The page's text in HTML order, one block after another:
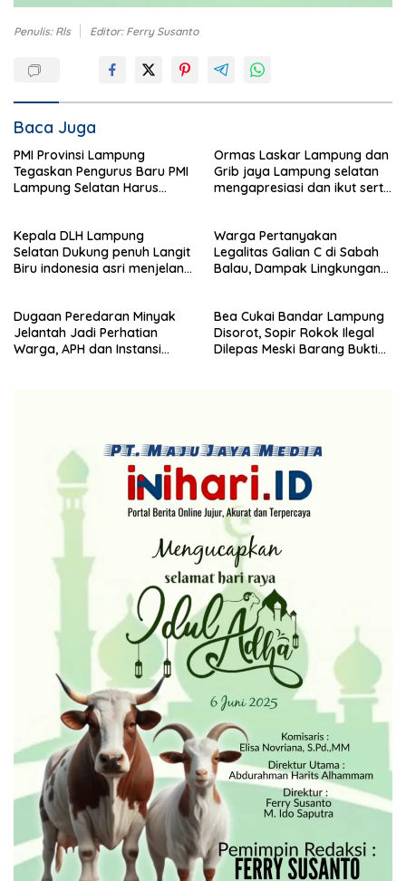
Penulis: Rls Editor: Ferry Susanto
Baca Juga
PMI Provinsi Lampung
Tegaskan Pengurus Baru PMI
Lampung Selatan Harus
Ormas Laskar Lampung dan
Grib jaya Lampung selatan
mengapresiasi dan ikut serta
(dewan pimpinan cabang)
Partai Demokrat Lampung
Selatan gelar aksi bersih-
Kepala DLH Lampung
Selatan Dukung penuh Langit
Biru indonesia asri menjelang
Warga Pertanyakan
Legalitas Galian C di Sabah
Balau, Dampak Lingkungan
Dugaan Peredaran Minyak
Jelantah Jadi Perhatian
Warga, APH dan Instansi
Bea Cukai Bandar Lampung
Disorot, Sopir Rokok Ilegal
Dilepas Meski Barang Bukti